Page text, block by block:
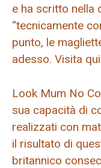
e ha scritto nella
“tecnicamente
punto, le
adesso. Visita
Look Mum No
sua capacità di
realizzati con
il risultato di
britannico